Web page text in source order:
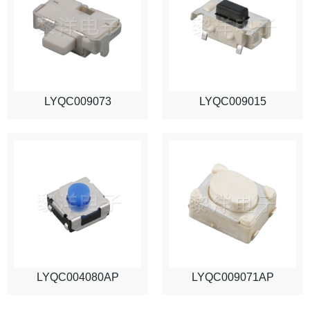
LYQC009073 LYQC009015
LYQC004080AP LYQC009071AP